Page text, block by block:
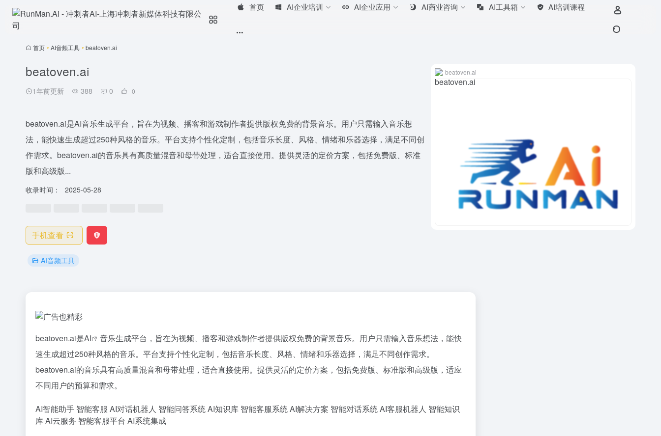
首页 AI企业培训 AI企业应用 AI商业咨询 AI工具箱 AI培训课程
首页 • AI音频工具 • beatoven.ai
beatoven.ai
1年前更新 388 0 0
beatoven.ai是AI音乐生成平台，旨在为视频、播客和游戏制作者提供版权免费的背景音乐。用户只需输入音乐想
法，能快速生成超过250种风格的音乐。平台支持个性化定制，包括音乐长度、风格、情绪和乐器选择，满足不同创
作需求。beatoven.ai的音乐具有高质量混音和母带处理，适合直接使用。提供灵活的定价方案，包括免费版、标准
版和高级版...
收录时间： 2025-05-28
手机查看
AI音频工具
beatoven.ai
beatoven.ai是AI
音乐生成平台，旨在为视频、播客和游戏制作者提供版权免费的背景音乐。用户只需输入音乐想法，能快
速生成超过250种风格的音乐。平台支持个性化定制，包括音乐长度、风格、情绪和乐器选择，满足不同创作需求。
beatoven.ai的音乐具有高质量混音和母带处理，适合直接使用。提供灵活的定价方案，包括免费版、标准版和高级版，适应
不同用户的预算和需求。
AI智能助手 智能客服 AI对话机器人 智能问答系统AI知识库 智能客服系统AI解决方案 智能对话系统AI客服机器人 智能知识
库AI云服务 智能客服平台 AI系统集成